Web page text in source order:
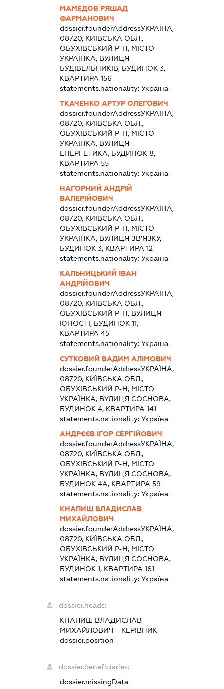
МАМЕДОВ РЯШАД
ФАРМАНОВИЧ
dossier.founderAddressУКРАЇНА,
08720, КИЇВСЬКА ОБЛ.,
ОБУХІВСЬКИЙ Р-Н, МІСТО
УКРАЇНКА, ВУЛИЦЯ
БУДІВЕЛЬНИКІВ, БУДИНОК 3,
КВАРТИРА 156
statements.nationality:Україна
ТКАЧЕНКО АРТУР ОЛЕГОВИЧ
dossier.founderAddressУКРАЇНА,
08720, КИЇВСЬКА ОБЛ.,
ОБУХІВСЬКИЙ Р-Н, МІСТО
УКРАЇНКА, ВУЛИЦЯ
ЕНЕРГЕТИКА, БУДИНОК 8,
КВАРТИРА 55
statements.nationality:Україна
НАГОРНИЙ АНДРІЙ
ВАЛЕРІЙОВИЧ
dossier.founderAddressУКРАЇНА,
08720, КИЇВСЬКА ОБЛ.,
ОБУХІВСЬКИЙ Р-Н, МІСТО
УКРАЇНКА, ВУЛИЦЯ ЗВ’ЯЗКУ,
БУДИНОК 3, КВАРТИРА 12
statements.nationality:Україна
КАЛЬНИЦЬКИЙ ІВАН
АНДРІЙОВИЧ
dossier.founderAddressУКРАЇНА,
08720, КИЇВСЬКА ОБЛ.,
ОБУХІВСЬКИЙ Р-Н, ВУЛИЦЯ
ЮНОСТІ, БУДИНОК 11,
КВАРТИРА 45
statements.nationality:Україна
СУТКОВИЙ ВАДИМ АЛІМОВИЧ
dossier.founderAddressУКРАЇНА,
08720, КИЇВСЬКА ОБЛ.,
ОБУХІВСЬКИЙ Р-Н, МІСТО
УКРАЇНКА, ВУЛИЦЯ СОСНОВА,
БУДИНОК 4, КВАРТИРА 141
statements.nationality:Україна
АНДРЄЄВ ІГОР СЕРГІЙОВИЧ
dossier.founderAddressУКРАЇНА,
08720, КИЇВСЬКА ОБЛ.,
ОБУХІВСЬКИЙ Р-Н, МІСТО
УКРАЇНКА, ВУЛИЦЯ СОСНОВА,
БУДИНОК 4А, КВАРТИРА 59
statements.nationality:Україна
КНАПИШ ВЛАДИСЛАВ
МИХАЙЛОВИЧ
dossier.founderAddressУКРАЇНА,
08720, КИЇВСЬКА ОБЛ.,
ОБУХІВСЬКИЙ Р-Н, МІСТО
УКРАЇНКА, ВУЛИЦЯ СОСНОВА,
БУДИНОК 1, КВАРТИРА 161
statements.nationality:Україна
dossier.heads:
КНАПИШ ВЛАДИСЛАВ
МИХАЙЛОВИЧ - КЕРІВНИК
dossier.position -
dossier.beneficiaries:
dossier.missingData